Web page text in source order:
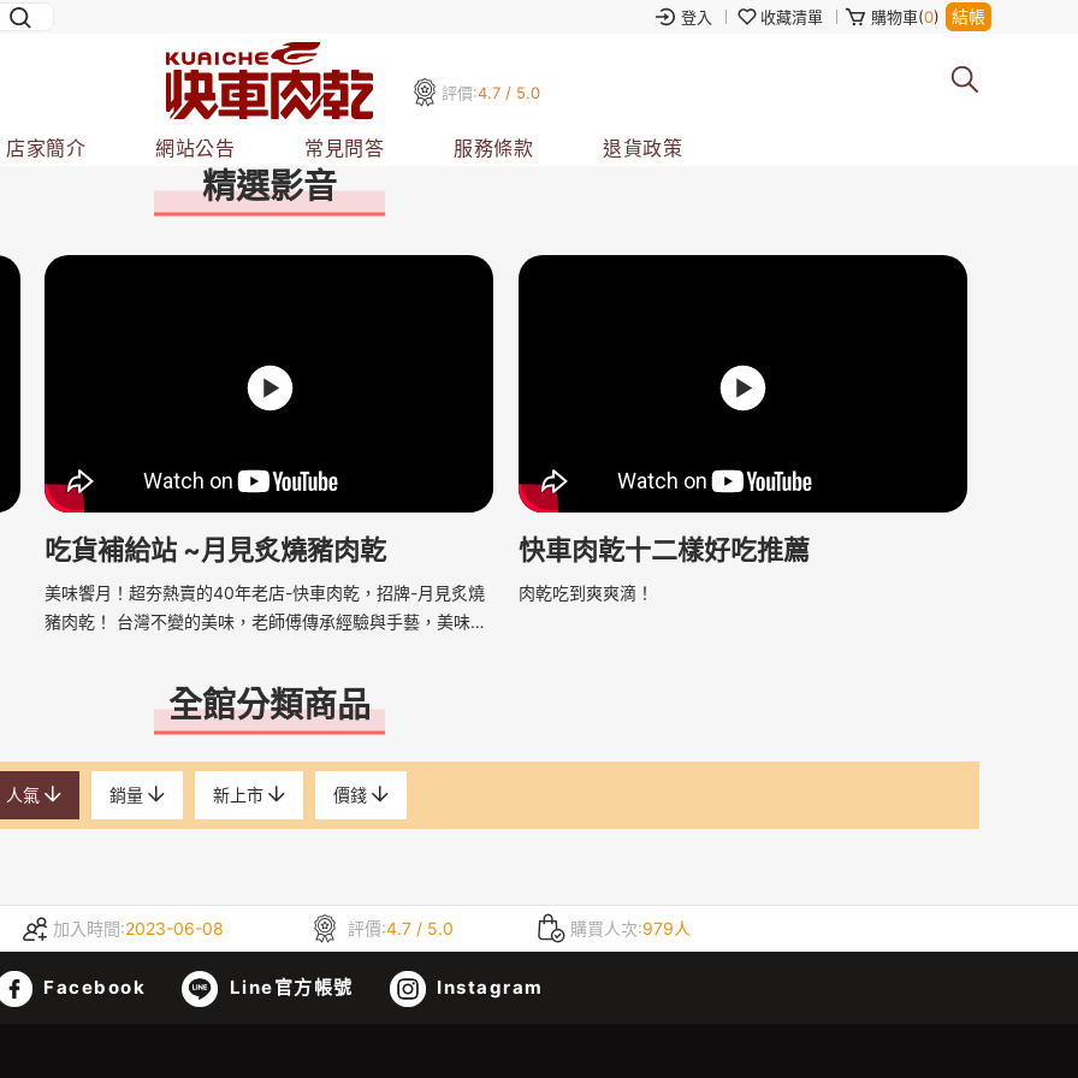
登入 收藏清單 購物車(0) 結帳
評價:4.7 / 5.0
店家簡介 網站公告 常見問答 服務條款 退貨政策
精選影音
吃貨補給站 ~月見炙燒豬肉乾
美味饗月！超夯熱賣的40年老店-快車肉乾，招牌-月見炙燒
豬肉乾！ 台灣不變的美味，老師傅傳承經驗與手藝，美味十
快車肉乾十二樣好吃推薦
肉乾吃到爽爽滴！
全館分類商品
人氣 銷量 新上市 價錢
加入時間:2023-06-08 評價:4.7 / 5.0 購買人次:979人
Facebook Line官方帳號 Instagram